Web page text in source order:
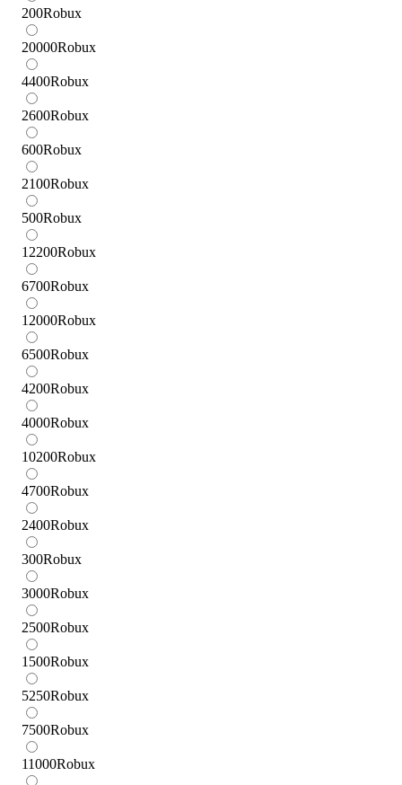
200Robux
20000Robux
4400Robux
2600Robux
600Robux
2100Robux
500Robux
12200Robux
6700Robux
12000Robux
6500Robux
4200Robux
4000Robux
10200Robux
4700Robux
2400Robux
300Robux
3000Robux
2500Robux
1500Robux
5250Robux
7500Robux
11000Robux